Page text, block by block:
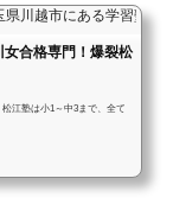
県川越市にある学習塾
合格専門！爆裂松
江塾は小1～中3まで、全て